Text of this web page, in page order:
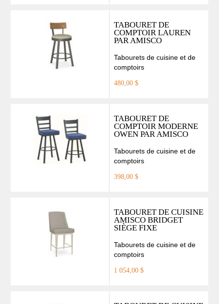
TABOURET DE
COMPTOIR LAUREN
PAR AMISCO
Tabourets de cuisine et de
comptoirs
480,00 $
TABOURET DE
COMPTOIR MODERNE
OWEN PAR AMISCO
Tabourets de cuisine et de
comptoirs
398,00 $
TABOURET DE CUISINE
AMISCO BRIDGET
SIÈGE FIXE
Tabourets de cuisine et de
comptoirs
1 054,00 $